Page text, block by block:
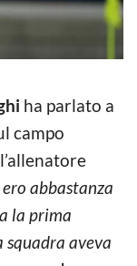
ha parlato a
campo
abbastanza
la prima
squadra aveva